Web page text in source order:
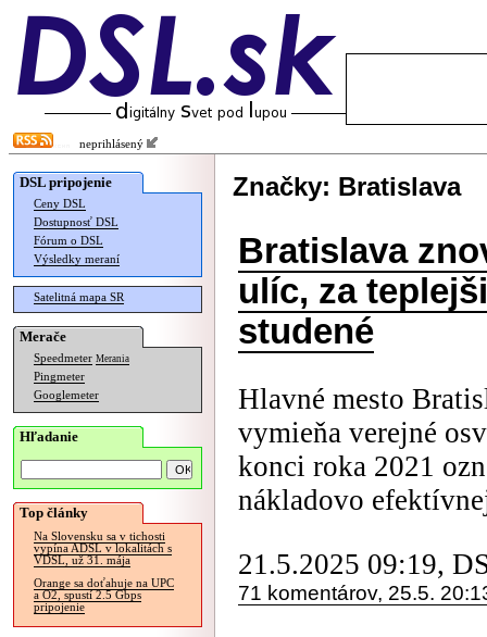
neprihlásený
DSL pripojenie
Ceny DSL
Dostupnosť DSL
Fórum o DSL
Výsledky meraní
Satelitná mapa SR
Merače
Speedmeter Merania
Pingmeter
Googlemeter
Hľadanie
Top články
Na Slovensku sa v tichosti
vypína ADSL v lokalitách s
VDSL, už 31. mája
Orange sa doťahuje na UPC
a O2, spustí 2.5 Gbps
pripojenie
Značky: Bratislava
Bratislava
ulíc, za
studené
Hlavné mesto
vymieňa verejné
konci roka 2021
nákladovo
21.5.2025 09:19,
71 komentárov, 25.5.